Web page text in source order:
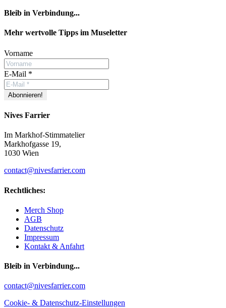
Bleib in Verbindung...
Facebook
YouTube
Instagram
Mehr wertvolle Tipps im Museletter
Vorname
E-Mail *
Nives Farrier
Im Markhof-Stimmatelier
Markhofgasse 19,
1030 Wien
contact@nivesfarrier.com
Rechtliches:
Merch Shop
AGB
Datenschutz
Impressum
Kontakt & Anfahrt
Bleib in Verbindung...
Facebook
YouTube
Instagram
contact@nivesfarrier.com
Cookie- & Datenschutz-Einstellungen